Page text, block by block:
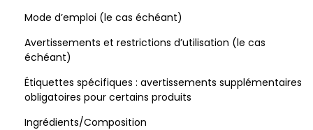
Mode d’emploi (le cas échéant)
Avertissements et restrictions d’utilisation (le cas
échéant)
Étiquettes spécifiques : avertissements supplémentaires
obligatoires pour certains produits
Ingrédients/Composition